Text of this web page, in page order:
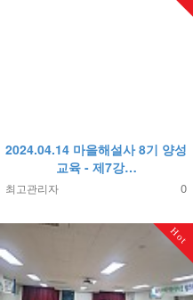
2024.04.14 마을해설사 8기 양성
교육 - 제7강…
최고관리자 0
Hot